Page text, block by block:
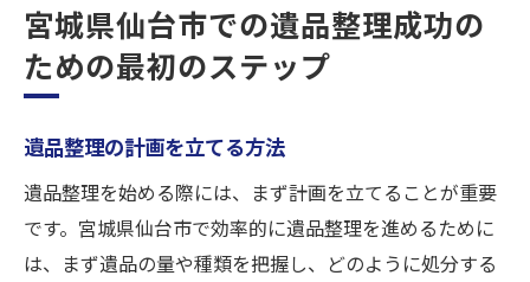
遺品の分類と仕分けのコツ
買取業者選びの重要性とその見極め方法
買取業者の口コミと評判を確認
面談時にチェックすべきポイント
買取価格の見積もり方法を理解する
契約時の注意点と確認事項
宮城県仙台市での遺品整理成功の
ための最初のステップ
遺品整理の計画を立てる方法
遺品整理を始める際には、まず計画を立てることが重要
です。宮城県仙台市で効率的に遺品整理を進めるために
は、まず遺品の量や種類を把握し、どのように処分する